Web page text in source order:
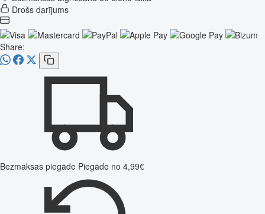
Drošs darījums
Share:
Bezmaksas piegāde Piegāde no 4,99€